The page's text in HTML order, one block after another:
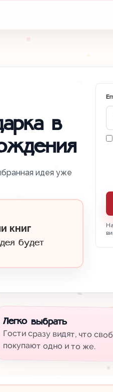
в
идея уже
книг
будет
Легко выбрать
Гости сразу видят, что
покупают одно и то же.